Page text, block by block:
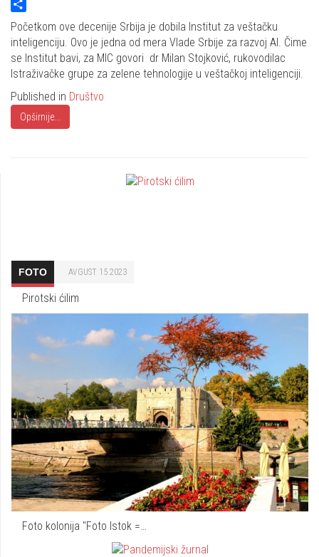
Twitter
Share
Početkom ove decenije Srbija je dobila Institut za veštačku
inteligenciju. Ovo je jedna od mera Vlade Srbije za razvoj AI. Čime
se Institut bavi, za MIC govori dr Milan Stojković, rukovodilac
Istraživačke grupe za zelene tehnologije u veštačkoj inteligenciji.
Published in Društvo
Opširnije...
FOTO AVGUST 15 2023
Pirotski ćilim
Foto kolonija "Foto Istok =…